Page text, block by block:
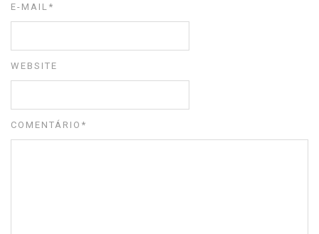
COMENTÁRIO *
E-MAIL *
WEBSITE